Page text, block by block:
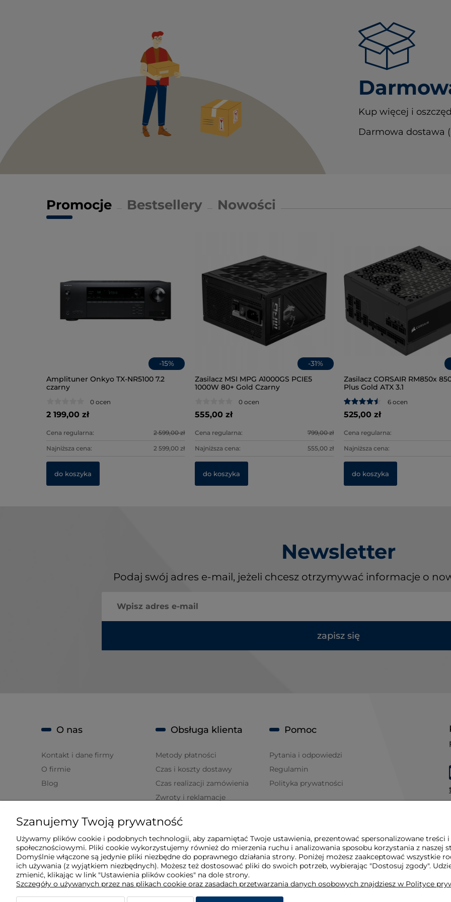
Kup więcej i
Darmowa dostawa
Promocje Nowości
Bestsellery
-15%
Amplituner Onkyo TX-NR5100 7.2
czarny
0 ocen
2 199,00 zł
Cena regularna: 2 599,00 zł
Najniższa cena: 2 599,00 zł
do koszyka
-31%
Zasilacz MSI MPG A1000GS PCIE5
1000W 80+ Gold Czarny
0 ocen
555,00 zł
Cena regularna: 799,00 zł
Najniższa cena: 555,00 zł
do koszyka
Zasilacz CORSAIR RM850x
Plus Gold ATX 3.1
6 ocen
525,00 zł
Cena regularna:
Najniższa cena:
do koszyka
Newsletter
Podaj swój adres e-mail, jeżeli chcesz otrzymywać informacje o
zapisz się
O nas
Kontakt i dane firmy
O firmie
Blog
Obsługa klienta
Metody płatności
Czas i koszty dostawy
Czas realizacji zamówienia
Zwroty i reklamacje
Pomoc
Pytania i odpowiedzi
Regulamin
Polityka prywatności
Moje konto
Twoje zamówienia
Ustawienia konta
Ulubione
Szanujemy Twoją prywatność
Używamy plików cookie i podobnych technologii, aby zapamiętać Twoje ustawienia, prezentować spersonalizowane treści
społecznościowymi. Pliki cookie wykorzystujemy również do mierzenia ruchu i analizowania sposobu korzystania z naszej
Domyślnie włączone są jedynie pliki niezbędne do poprawnego działania strony. Poniżej możesz zaakceptować wszystkie
ich używania (z wyjątkiem niezbędnych). Możesz też dostosować pliki do swoich potrzeb, wybierając "Dostosuj zgody".
zmienić, klikając w link "Ustawienia plików cookies" na dole strony.
Szczegóły o używanych przez nas plikach cookie oraz zasadach przetwarzania danych osobowych znajdziesz w Polityce